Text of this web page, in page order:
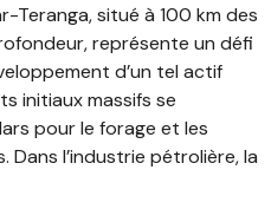
Teranga, situé à 100 km des
représente un défi
d’un tel actif
initiaux massifs se
pour le forage et les
l’industrie pétrolière, la